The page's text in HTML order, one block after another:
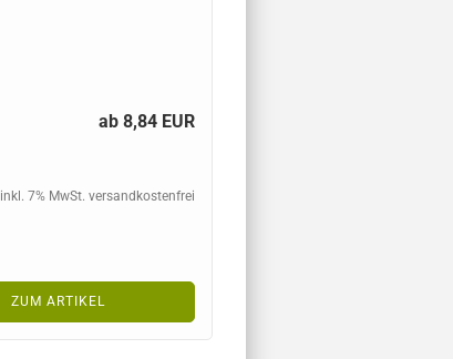
ab 8,84 EUR
inkl. 7% MwSt. versandkostenfrei
ZUM ARTIKEL